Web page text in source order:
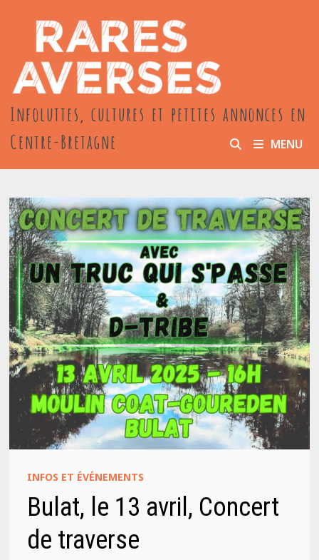
contenu
Infoluttes, cultures et petites annonces en
Centre-Bretagne
MENU
INFOS ET ÉVÉNEMENTS
Bulat, le 13 avril, Concert
de traverse